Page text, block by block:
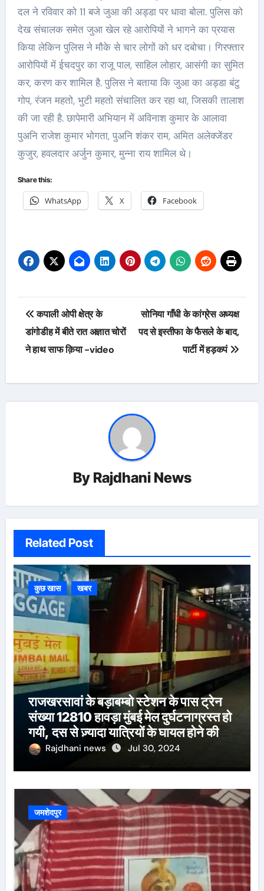
दल ने रविवार को 11 बजे जुआ की अड्डा पर धावा बोला. पुलिस को
देख संचालक समेत जुआ खेल रहे आरोपियों ने भागने का प्रयास
किया लेकिन पुलिस ने मौके से चार लोगों को धर दबोचा। गिरफ्तार
आरोपियों में ईचदपुर का राजू पाल, साहिल लोहार, आसंगी का सुमित
कर, करण कर शामिल है. पुलिस ने बताया कि जुआ का अड्डा बंटु
गोप, रंजन महतो, भुटी महतो संचालित कर रहा था, जिसकी तालाश
की जा रही है. छापेमारी अभियान में अविनाश कुमार के आलावा
पुअनि राजेश कुमार भोगता, पुअनि शंकर राम, अमित अलेक्जेंडर
कुजुर, हवलदार अर्जुन कुमार, मुन्ना राय शामिल थे।
Share this:
WhatsApp X Facebook
Post
navigation
कपाली ओपी क्षेत्र के
डांगोडीह में बीते रात अज्ञात चोरों
ने हाथ साफ क़िया -video
सोनिया गाँधी के कांग्रेस अध्यक्ष
पद से इस्तीफा के फैसले के बाद,
पार्टी में हड़कपं
By Rajdhani News
Related Post
कुछ खास खबर
राजखरसावां के बड़ाबम्बो स्टेशन के पास ट्रेन
संख्या 12810 हावड़ा मुंबई मेल दुर्घटनाग्रस्त हो
गयी, दस से ज़्यादा यात्रियों के घायल होने की
खबर।सरायकेला के वरीय पदाधिकारी
Rajdhani news Jul 30, 2024
जमशेदपुर